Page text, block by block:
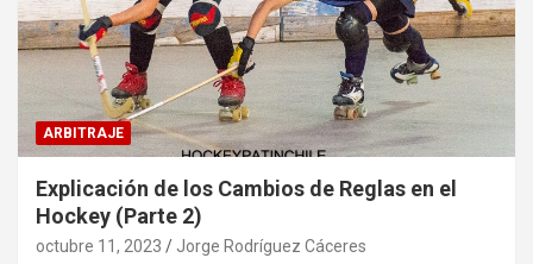
ARBITRAJE
Explicación de los Cambios de Reglas en el
Hockey (Parte 2)
octubre 11, 2023 Jorge Rodríguez Cáceres